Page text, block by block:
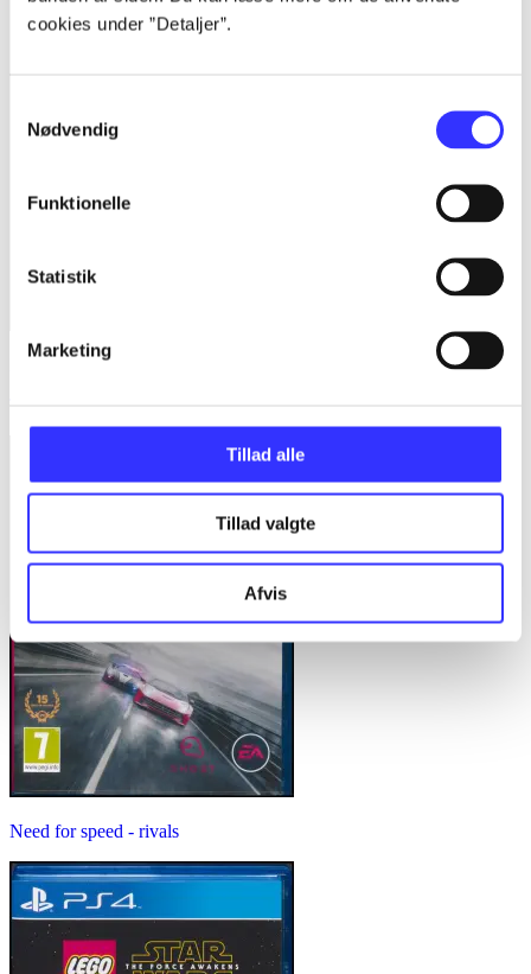
cookies under ”Detaljer”.
Nødvendig
Funktionelle
Statistik
Marketing
Tillad alle
Tillad valgte
Afvis
Lego worlds
Need for speed - rivals